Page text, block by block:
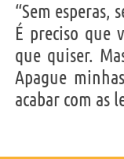
“Sem esperas,
É preciso que
que quiser.
Apague
acabar com as